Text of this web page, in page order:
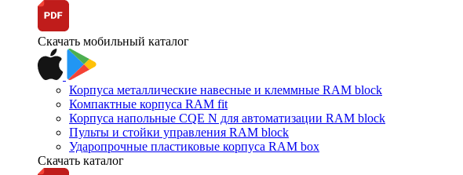
Скачать мобильный каталог
Корпуса металлические навесные и клеммные RAM block
Компактные корпуса RAM fit
Корпуса напольные CQE N для автоматизации RAM block
Пульты и стойки управления RAM block
Ударопрочные пластиковые корпуса RAM box
Скачать каталог